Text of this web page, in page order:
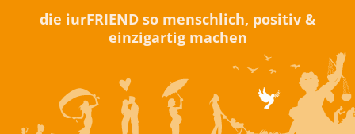
die iurFRIEND so menschlich, positiv &
einzigartig machen